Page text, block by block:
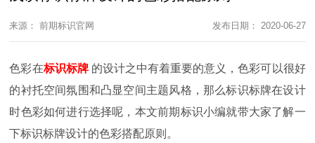
来源： 前期标识官网 发布日期： 2020-06-27
色彩在标识标牌 的设计之中有着重要的意义，色彩可以很好
的衬托空间氛围和凸显空间主题风格，那么标识标牌在设计
时色彩如何进行选择呢，本文前期标识小编就带大家了解一
下标识标牌设计的色彩搭配原则。